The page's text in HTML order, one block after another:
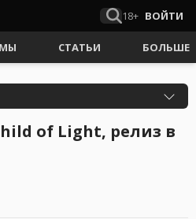
18+ ВОЙТИ
СТАТЬИ БОЛЬШЕ
of Light, релиз в